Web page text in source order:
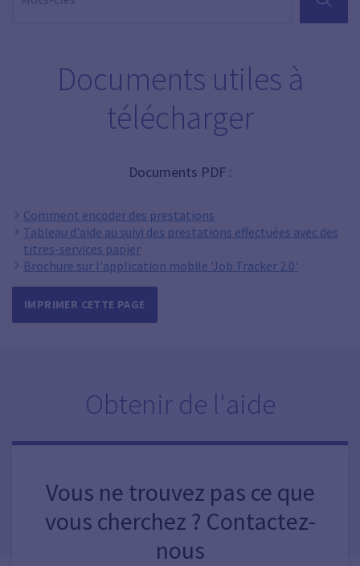
Documents utiles à
télécharger
Documents PDF :
Comment encoder des prestations
Tableau d'aide au suivi des prestations effectuées avec des
titres-services papier
Brochure sur l'application mobile 'Job Tracker 2.0'
IMPRIMER CETTE PAGE
Obtenir de l'aide
Vous ne trouvez pas ce que
vous cherchez ? Contactez-
nous